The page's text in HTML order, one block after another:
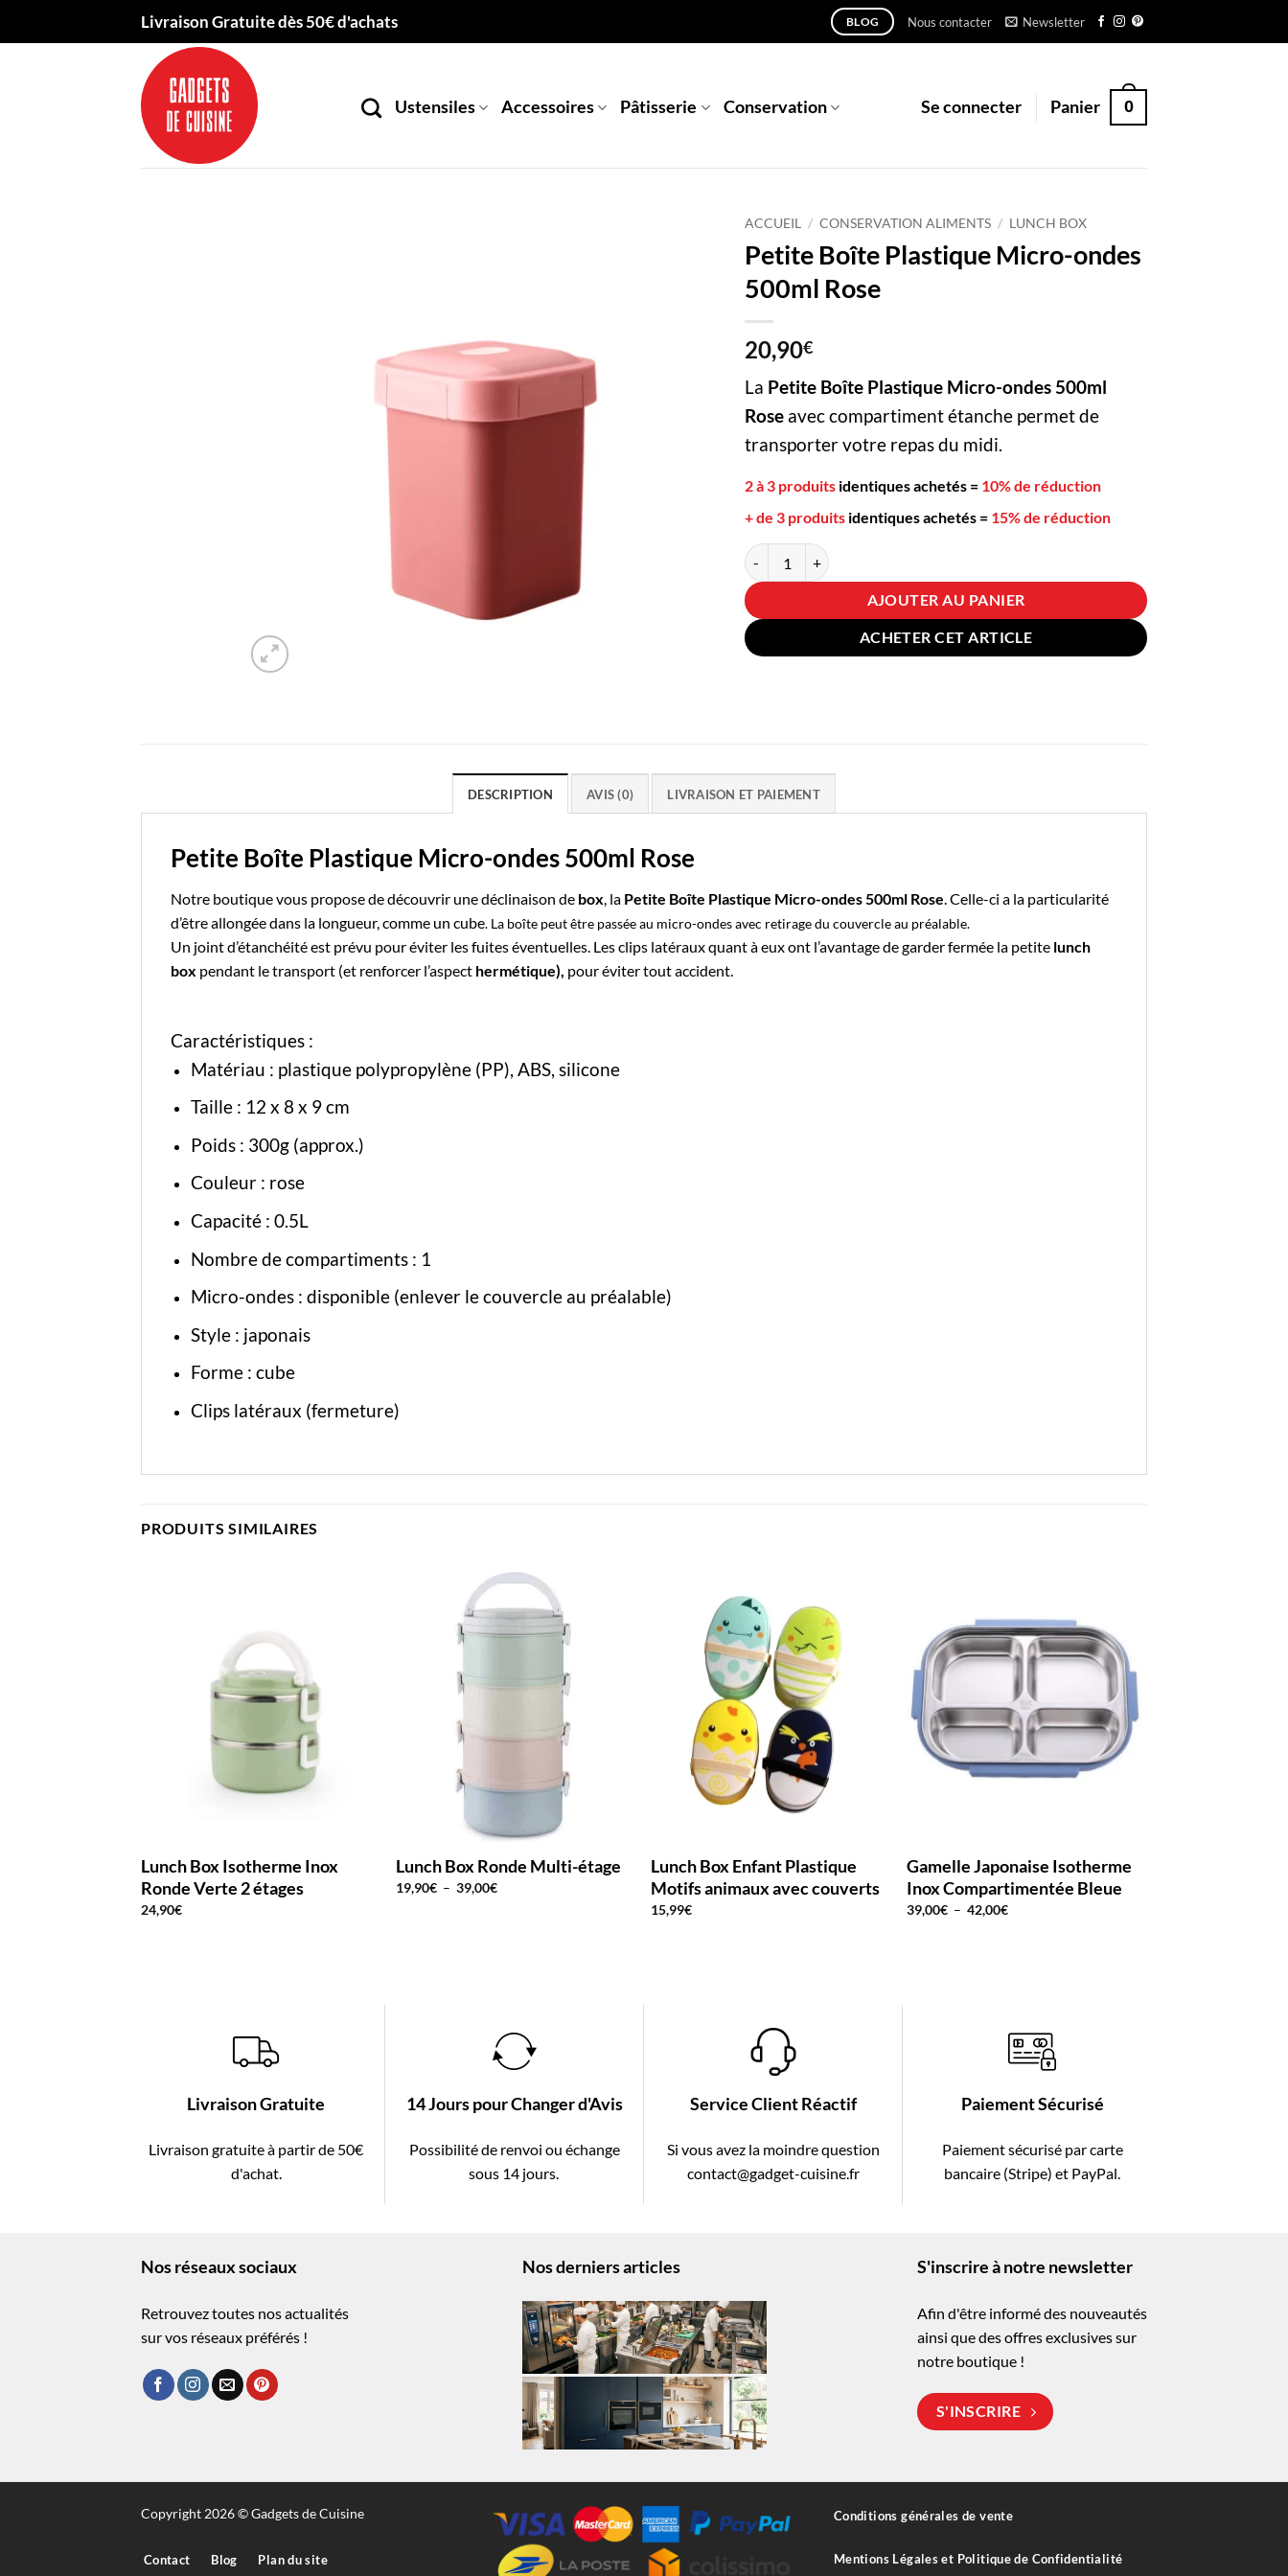
Livraison Gratuite dès 50€ d'achats BLOG Nous contacter Newsletter
Ustensiles Accessoires Pâtisserie Conservation Se connecter Panier 0
ACCUEIL / CONSERVATION ALIMENTS / LUNCH BOX
Petite Boîte Plastique Micro-ondes
500ml Rose
20,90€
La Petite Boîte Plastique Micro-ondes 500ml
Rose avec compartiment étanche permet de
transporter votre repas du midi.
2 à 3 produits identiques achetés = 10% de réduction
+ de 3 produits identiques achetés = 15% de réduction
quantité de Petite Boîte Plastique Micro-ondes 500ml Rose
AJOUTER AU PANIER
ACHETER CET ARTICLE
DESCRIPTION AVIS (0) LIVRAISON ET PAIEMENT
Petite Boîte Plastique Micro-ondes 500ml Rose
Notre boutique vous propose de découvrir une déclinaison de box, la Petite Boîte Plastique Micro-ondes 500ml Rose. Celle-ci a la particularité
d’être allongée dans la longueur, comme un cube. La boîte peut être passée au micro-ondes avec retirage du couvercle au préalable.
Un joint d’étanchéité est prévu pour éviter les fuites éventuelles. Les clips latéraux quant à eux ont l’avantage de garder fermée la petite lunch
box pendant le transport (et renforcer l’aspect hermétique), pour éviter tout accident.
Caractéristiques :
Matériau : plastique polypropylène(PP), ABS, silicone
Taille : 12 x 8 x 9 cm
Poids : 300g (approx.)
Couleur : rose
Capacité : 0.5L
Nombre de compartiments : 1
Micro-ondes : disponible (enlever le couvercle au préalable)
Style : japonais
Forme : cube
Clips latéraux (fermeture)
PRODUITS SIMILAIRES
Lunch Box Isotherme Inox
Ronde Verte 2 étages
24,90€
Lunch Box Ronde Multi-étage
19,90€ – 39,00€Plage
Lunch Box Enfant Plastique
Motifs animaux avec couverts
15,99€
Gamelle Japonaise Isotherme
Inox Compartimentée Bleue
39,00€ – 42,00€Plage
Livraison Gratuite
Livraison gratuite à partir de 50€
d'achat.
14 Jours pour Changer d'Avis
Possibilité de renvoi ou échange
sous 14 jours.
Service Client Réactif
Si vous avez la moindre question
contact@gadget-cuisine.fr
Paiement Sécurisé
Paiement sécurisé par carte
bancaire (Stripe) et PayPal.
Nos réseaux sociaux
Retrouvez toutes nos actualités
sur vos réseaux préférés !
Nos derniers articles S'inscrire à notre newsletter
Afin d'être informé des nouveautés
ainsi que des offres exclusives sur
notre boutique !
S'INSCRIRE
Copyright 2026 © Gadgets de Cuisine
Contact Blog Plan du site
Conditions générales de vente
Mentions Légales et Politique de Confidentialité